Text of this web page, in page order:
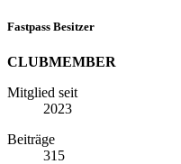
Fastpass Besitzer
CLUBMEMBER
Mitglied seit
2023
Beiträge
315